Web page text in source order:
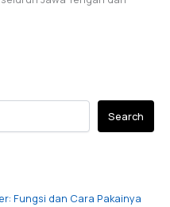
Search
Fungsi dan Cara Pakainya